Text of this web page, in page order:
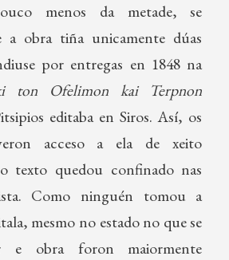
menos da metade, se
a obra tiña unicamente dúas
por entregas en 1848 na
ton Ofelimon kai Terpnon
editaba en Siros. Así, os
acceso a ela de xeito
texto quedou confinado nas
Como ninguén tomou a
mesmo no estado no que se
e obra foron maiormente